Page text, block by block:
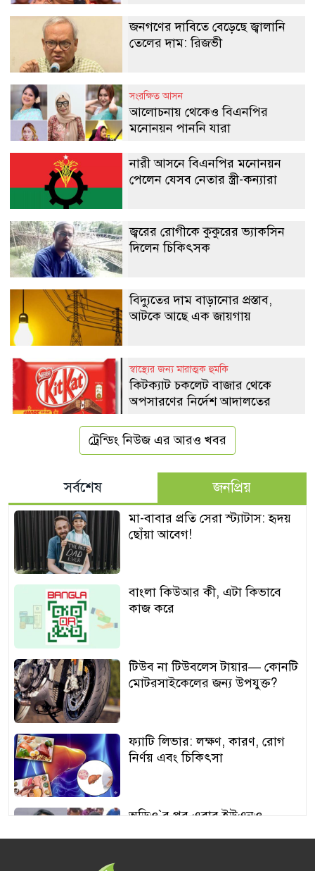
জনগণের দাবিতে বেড়েছে জ্বালানি
তেলের দাম: রিজভী
সংরক্ষিত আসন
আলোচনায় থেকেও বিএনপির
মনোনয়ন পাননি যারা
নারী আসনে বিএনপির মনোনয়ন
পেলেন যেসব নেতার স্ত্রী-কন্যারা
জ্বরের রোগীকে কুকুরের ভ্যাকসিন
দিলেন চিকিৎসক
বিদ্যুতের দাম বাড়ানোর প্রস্তাব,
আটকে আছে এক জায়গায়
স্বাস্থ্যের জন্য মারাত্মক হুমকি
কিটক্যাট চকলেট বাজার থেকে
অপসারণের নির্দেশ আদালতের
ট্রেন্ডিং নিউজ এর আরও খবর
সর্বশেষ জনপ্রিয়
মা-বাবার প্রতি সেরা স্ট্যাটাস: হৃদয়
ছোঁয়া আবেগ!
বাংলা কিউআর কী, এটা কিভাবে
কাজ করে
টিউব না টিউবলেস টায়ার— কোনটি
মোটরসাইকেলের জন্য উপযুক্ত?
ফ্যাটি লিভার: লক্ষণ, কারণ, রোগ
নির্ণয় এবং চিকিৎসা
অডিও‍‍`র পর এবার ইউএনও